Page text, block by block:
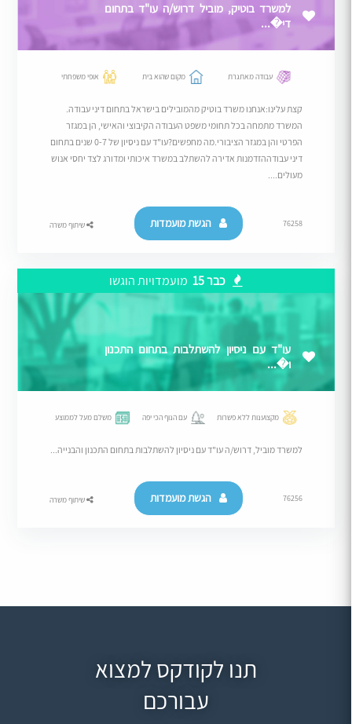
למשרד בוטיק, מוביל דרוש/ה עו"ד בתחום
די�...
עבודה מאתגרת מקום שהוא בית אופי משפחתי
קצת עלינו:אנחנו משרד בוטיק מהמובילים בישראל בתחום דיני עבודה.
המשרד מתמחה בכל תחומי משפט העבודה הקיבוצי והאישי, הן במגזר
הפרטי והן במגזר הציבורי.מה מחפשים?עו"ד עם ניסיון של 0-7 שנים בתחום
דיני עבודההזדמנות אדירה להשתלב במשרד איכותי ומדורג לצד יחסי אנוש
מעולים....
76258 הגשת מועמדות שיתוף משרה
כבר 15 מועמדויות הוגשו
עו"ד עם ניסיון להשתלבות בתחום התכנון
ו�...
מקצוענות ללא פשרות עם הנוף הכי יפה משלם מעל לממוצע
למשרד מוביל, דרוש/ה עו"ד עם ניסיון להשתלבות בתחום התכנון והבנייה...
76256 הגשת מועמדות שיתוף משרה
תנו לקודקס למצוא
עבורכם